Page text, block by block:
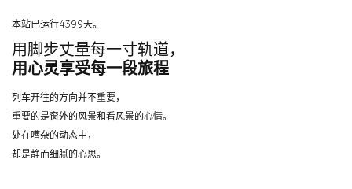
本站已运行4399天。
用脚步丈量每一寸轨道，
用心灵享受每一段旅程
列车开往的方向并不重要，
重要的是窗外的风景和看风景的心情。
处在嘈杂的动态中，
却是静而细腻的心思。